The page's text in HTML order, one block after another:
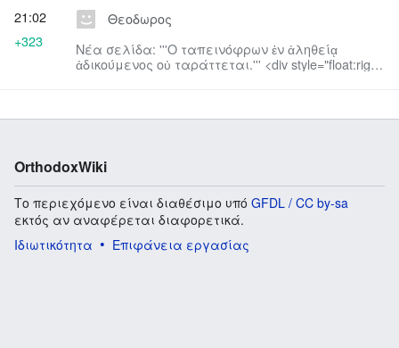
Θεοδωρος
Νέα σελίδα: '''Ο ταπεινόφρων ἐν ἀληθείᾳ
ἀδικούμενος οὐ ταράττεται.''' <div style="float:right;
21:02
+323
OrthodoxWiki
Το περιεχόμενο είναι διαθέσιμο υπό GFDL / CC by-sa
εκτός αν αναφέρεται διαφορετικά.
Ιδιωτικότητα
Επιφάνεια εργασίας